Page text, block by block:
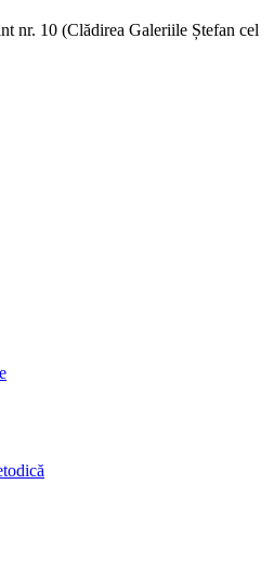
nr. 10 (Clădirea Galeriile Ștefan cel